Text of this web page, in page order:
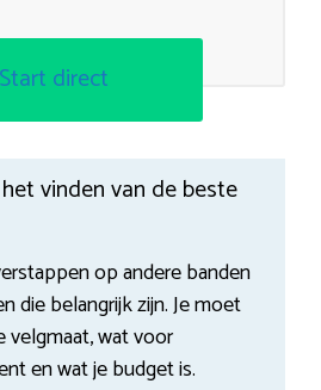
Start direct
vinden van de beste
op andere banden
die belangrijk zijn. Je moet
velgmaat, wat voor
en wat je budget is.